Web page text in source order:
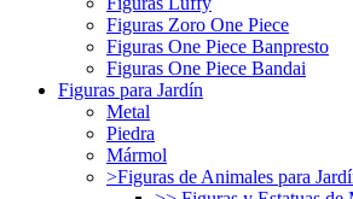
Figuras Zoro One Piece
Figuras One Piece Banpresto
Figuras One Piece Bandai
Figuras para Jardín
Metal
Piedra
Mármol
>Figuras de Animales para